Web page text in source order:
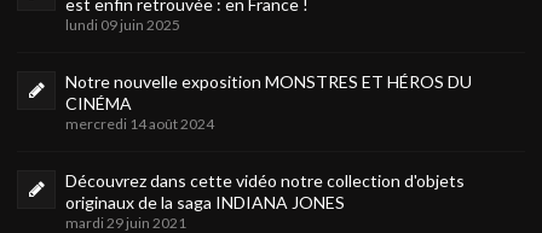
lundi 09 juin 2025
Notre nouvelle exposition MONSTRES ET HÉROS DU
CINÉMA
mercredi 14 août 2024
Découvrez dans cette vidéo notre collection d'objets
originaux de la saga INDIANA JONES
mardi 29 juin 2021